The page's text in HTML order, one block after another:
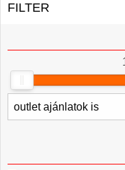
FILTER